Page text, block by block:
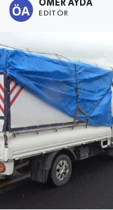
ÖMER AYDA
EDITÖR
Kültür - Sanat
Siyaset
Spor
Teknoloji
Yazarlar
Haber Arşivi